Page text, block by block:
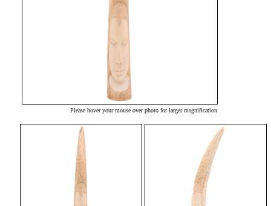
Please hover your mouse over photo for larger magnification